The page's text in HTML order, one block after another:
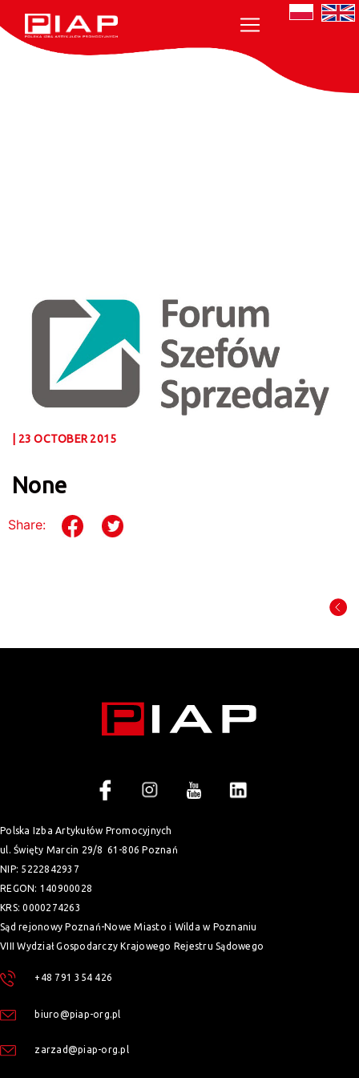
| 23 OCTOBER 2015
None
Share:
Polska Izba Artykułów Promocyjnych
ul. Święty Marcin 29/8 61-806 Poznań
NIP: 5222842937
REGON: 140900028
KRS: 0000274263
Sąd rejonowy Poznań-Nowe Miasto i Wilda w Poznaniu
VIII Wydział Gospodarczy Krajowego Rejestru Sądowego
+48 791 354 426
biuro@piap-org.pl
zarzad@piap-org.pl